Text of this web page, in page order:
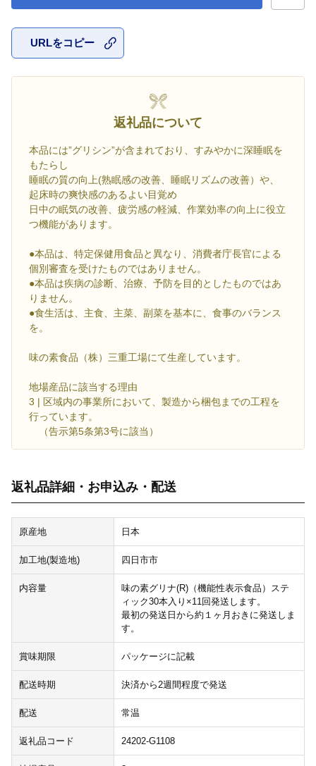
URLをコピー
返礼品について
本品には”グリシン”が含まれており、すみやかに深睡眠を
もたらし
睡眠の質の向上(熟眠感の改善、睡眠リズムの改善）や、
起床時の爽快感のあるよい目覚め
日中の眠気の改善、疲労感の軽減、作業効率の向上に役立
つ機能があります。
●本品は、特定保健用食品と異なり、消費者庁長官による
個別審査を受けたものではありません。
●本品は疾病の診断、治療、予防を目的としたものではあ
りません。
●食生活は、主食、主菜、副菜を基本に、食事のバランス
を。
味の素食品（株）三重工場にて生産しています。
地場産品に該当する理由
3 | 区域内の事業所において、製造から梱包までの工程を
行っています。
（告示第5条第3号に該当）
返礼品詳細・お申込み・配送
原産地 日本
加工地(製造地) 四日市市
内容量
味の素グリナ(R)（機能性表示食品）ステ
ィック30本入り×11回発送します。
最初の発送日から約１ヶ月おきに発送しま
す。
賞味期限 パッケージに記載
配送時期 決済から2週間程度で発送
配送 常温
返礼品コード 24202-G1108